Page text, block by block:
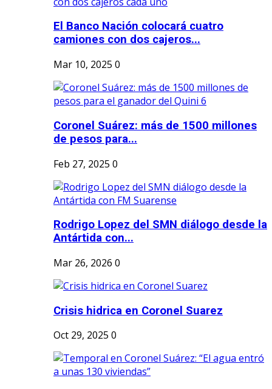
El Banco Nación colocará cuatro
camiones con dos cajeros...
Mar 10, 2025 0
Coronel Suárez: más de 1500 millones
de pesos para...
Feb 27, 2025 0
Rodrigo Lopez del SMN diálogo desde la
Antártida con...
Mar 26, 2026 0
Crisis hidrica en Coronel Suarez
Oct 29, 2025 0